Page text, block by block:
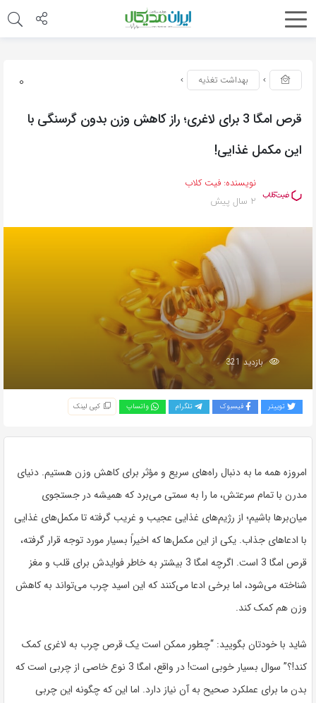
0 بهداشت تغذیه
قرص امگا 3 برای لاغری؛ راز کاهش وزن بدون گرسنگی با
این مکمل غذایی!
نویسنده: فیت کلاب
2 سال پیش
بازدید 321
توییتر فیسبوک تلگرام واتساپ کپی لینک
امروزه همه ما به دنبال راه‌های سریع و مؤثر برای کاهش وزن هستیم. دنیای
مدرن با تمام سرعتش، ما را به سمتی می‌برد که همیشه در جستجوی
میان‌برها باشیم؛ از رژیم‌های غذایی عجیب و غریب گرفته تا مکمل‌های غذایی
با ادعاهای جذاب. یکی از این مکمل‌ها که اخیراً بسیار مورد توجه قرار گرفته،
قرص امگا 3 است. اگرچه امگا 3 بیشتر به خاطر فوایدش برای قلب و مغز
شناخته می‌شود، اما برخی ادعا می‌کنند که این اسید چرب می‌تواند به کاهش
وزن هم کمک کند.
شاید با خودتان بگویید: “چطور ممکن است یک قرص چرب به لاغری کمک
کند!؟” سوال بسیار خوبی است! در واقع، امگا 3 نوع خاصی از چربی است که
بدن ما برای عملکرد صحیح به آن نیاز دارد. اما این که چگونه این چربی